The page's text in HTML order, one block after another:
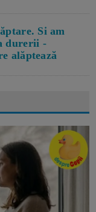
Si am
durerii -
alăptează